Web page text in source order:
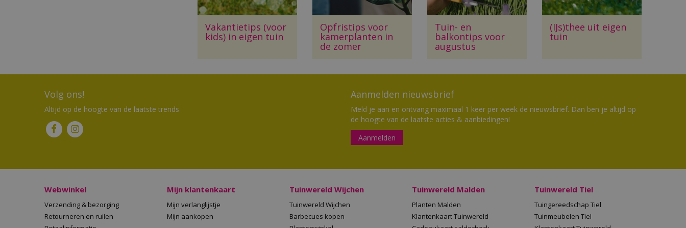
Vakantietips (voor
kids) in eigen tuin
Opfristips voor
kamerplanten in
de zomer
Tuin- en
balkontips voor
augustus
(IJs)thee uit eigen
tuin
Volg ons!
Altijd op de hoogte van de laatste trends
Aanmelden nieuwsbrief
Meld je aan en ontvang maximaal 1 keer per week de nieuwsbrief. Dan ben je altijd op
de hoogte van de laatste acties & aanbiedingen!
Aanmelden
Webwinkel
Verzending & bezorging
Retourneren en ruilen
Mijn klantenkaart
Mijn verlanglijstje
Mijn aankopen
Tuinwereld Wijchen
Tuinwereld Wijchen
Barbecues kopen
Tuinwereld Malden
Planten Malden
Klantenkaart Tuinwereld
Tuinwereld Tiel
Tuingereedschap Tiel
Tuinmeubelen Tiel